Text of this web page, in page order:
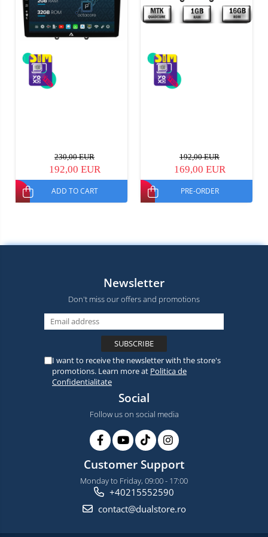
230,00 EUR
192,00 EUR
ADD TO CART
192,00 EUR
169,00 EUR
PRE-ORDER
Newsletter
Don't miss our offers and promotions
I want to receive the newsletter with the store's
promotions. Learn more at Politica de
Confidentialitate
Social
Follow us on social media
Customer Support
Monday to Friday, 09:00 - 17:00
+40215552590
contact@dualstore.ro